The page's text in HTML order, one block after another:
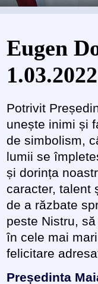
Vous êtes ici
Eugen
1.03.2022
Potrivit
unește inimi și
de simbolism,
lumii se
și dorința
caracter, talent
de a răzbate
peste Nistru,
în cele mai
felicitare
Președinta